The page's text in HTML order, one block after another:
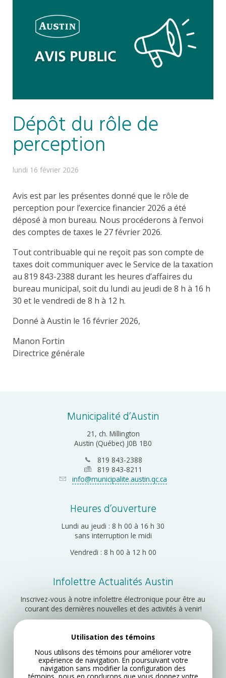
Dépôt du rôle de
perception
lundi 16 février 2026
Avis est par les présentes donné que le rôle de
perception pour l’exercice financier 2026 a été
déposé à mon bureau. Nous procéderons à l’envoi
des comptes de taxes le 27 février 2026.
Tout contribuable qui ne reçoit pas son compte de
taxes doit communiquer avec le Service de la taxation
au 819 843-2388 durant les heures d’affaires du
bureau municipal, soit du lundi au jeudi de 8 h à 16 h
30 et le vendredi de 8 h à 12 h.
Donné à Austin le 16 février 2026,
Manon Fortin
Directrice générale
Municipalité d’Austin
21, ch. Millington
Austin (Québec) J0B 1B0
819 843-2388
819 843-8211
info@municipalite.austin.qc.ca
Heures d’ouverture
Lundi au jeudi : 8 h 00 à 16 h 30
sans interruption le midi
Vendredi : 8 h 00 à 12 h 00
Infolettre Actualités Austin
Inscrivez-vous à notre infolettre électronique pour être au
courant des dernières nouvelles et des activités à venir!
Utilisation des témoins
Nous utilisons des témoins pour améliorer votre
expérience de navigation. En poursuivant votre
navigation sans modifier la configuration des
témoins, nous en conclurons que vous donnez votre